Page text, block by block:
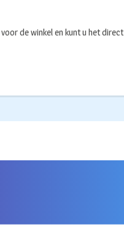
de winkel en kunt u het direct